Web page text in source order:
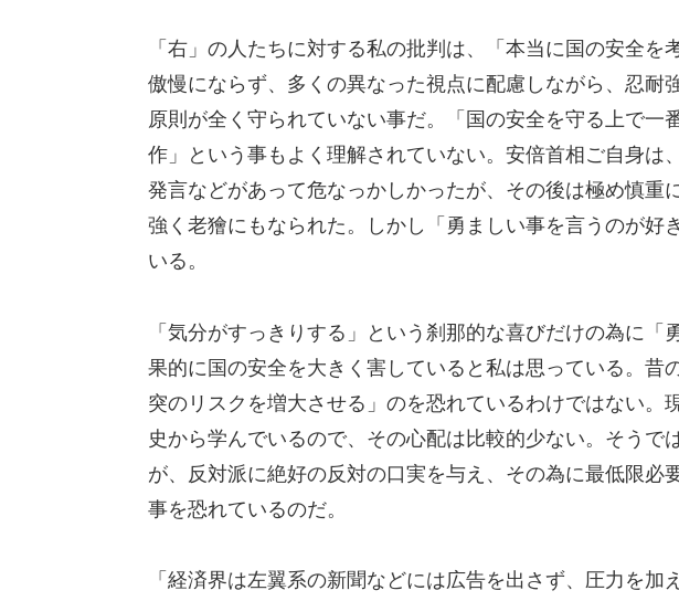
「右」の人たちに対する私の批判は、「本当に国の安全を
傲慢にならず、多くの異なった視点に配慮しながら、忍耐
原則が全く守られていない事だ。「国の安全を守る上で一
作」という事もよく理解されていない。安倍首相ご自身は
発言などがあって危なっかしかったが、その後は極め慎重
強く老獪にもなられた。しかし「勇ましい事を言うのが好
いる。
「気分がすっきりする」という刹那的な喜びだけの為に
果的に国の安全を大きく害していると私は思っている。昔
突のリスクを増大させる」のを恐れているわけではない。
史から学んでいるので、その心配は比較的少ない。そうで
が、反対派に絶好の反対の口実を与え、その為に最低限必
事を恐れているのだ。
「経済界は左翼系の新聞などには広告を出さず、圧力を